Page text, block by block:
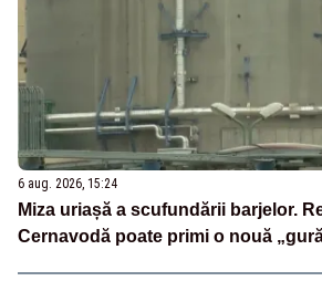
6 aug. 2026, 15:24
Miza uriașă a scufundării barjelor.
Cernavodă poate primi o nouă